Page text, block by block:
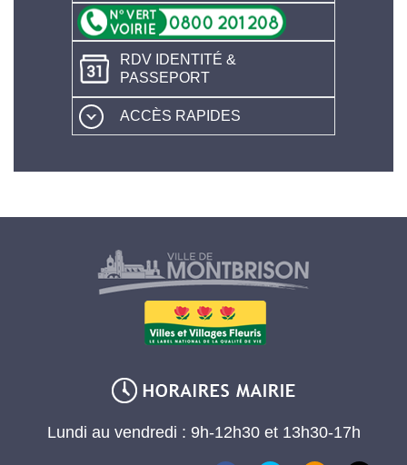
RDV IDENTITÉ &
PASSEPORT
ACCÈS RAPIDES
Lundi au vendredi : 9h-12h30 et 13h30-17h